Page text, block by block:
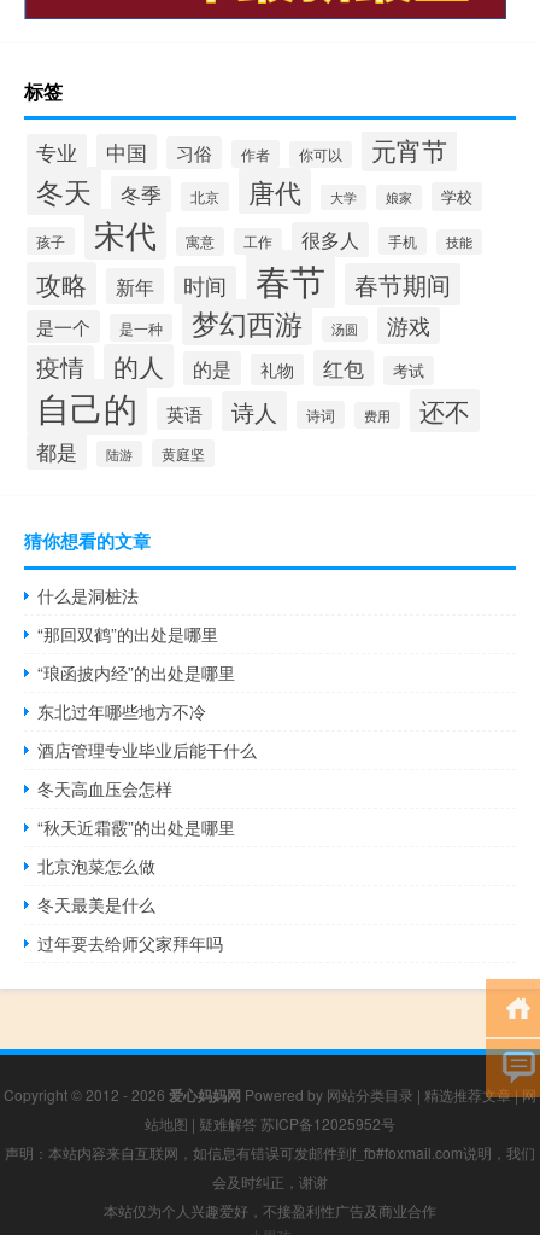
标签
专业 中国 习俗 作者 你可以 元宵节
冬天 冬季 北京 唐代 大学 娘家 学校
孩子 宋代 寓意 工作 很多人 手机 技能
攻略 新年 时间 春节 春节期间
是一个 是一种 梦幻西游 汤圆 游戏
疫情 的人 的是 礼物 红包 考试
自己的 英语 诗人 诗词 费用 还不
都是 陆游 黄庭坚
猜你想看的文章
什么是洞桩法
“那回双鹤”的出处是哪里
“琅函披内经”的出处是哪里
东北过年哪些地方不冷
酒店管理专业毕业后能干什么
冬天高血压会怎样
“秋天近霜霰”的出处是哪里
北京泡菜怎么做
冬天最美是什么
过年要去给师父家拜年吗
Copyright © 2012 - 2026 爱心妈妈网 Powered by 网站分类目录 | 精选推荐文章|网
站地图 | 疑难解答 苏ICP备12025952号
声明：本站内容来自互联网，如信息有错误可发邮件到f_fb#foxmail.com说明，我们
会及时纠正，谢谢
本站仅为个人兴趣爱好，不接盈利性广告及商业合作